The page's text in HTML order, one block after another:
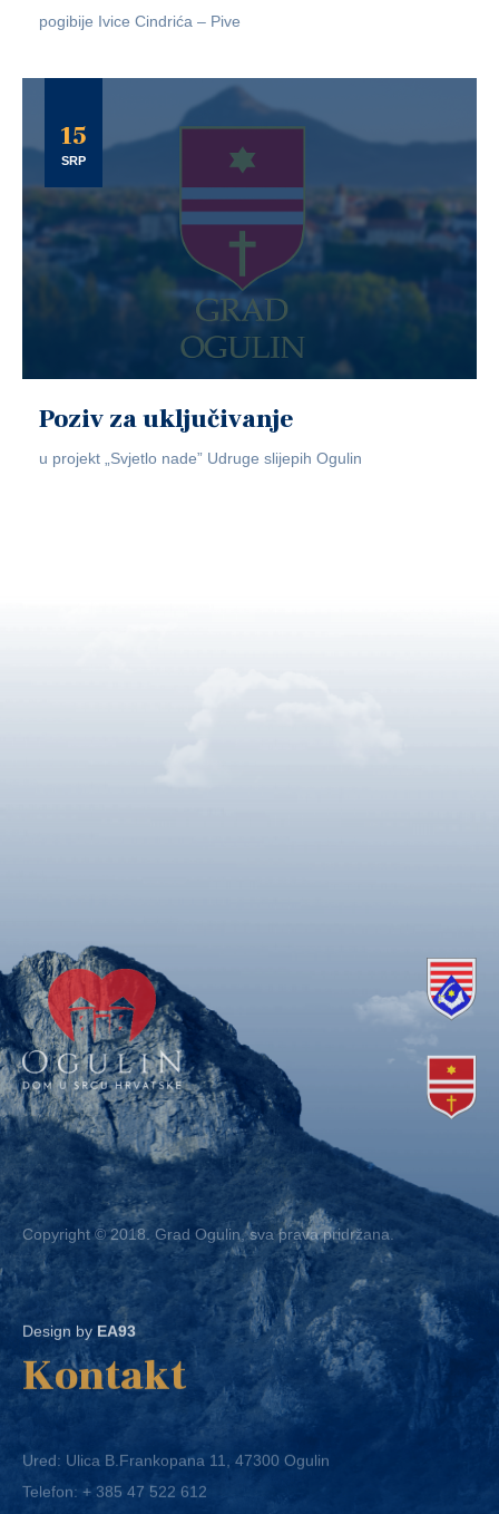
pogibije Ivice Cindrića – Pive
15
SRP
Poziv za uključivanje
u projekt „Svjetlo nade” Udruge slijepih Ogulin
Copyright © 2018. Grad Ogulin, sva prava pridržana.
Design byEA93
Kontakt
Ured: Ulica B.Frankopana 11, 47300 Ogulin
Telefon:+ 385 47 522 612
Telefaks:+ 385 47 522 821